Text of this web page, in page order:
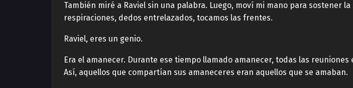
También miré a Raviel sin una palabra. Luego, moví mi mano para sostener
respiraciones, dedos entrelazados, tocamos las frentes.
Raviel, eres un genio.
Era el amanecer. Durante ese tiempo llamado amanecer, todas las
Así, aquellos que compartían sus amaneceres eran aquellos que se amaban.